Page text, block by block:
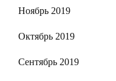
Ноябрь 2019
Октябрь 2019
Сентябрь 2019